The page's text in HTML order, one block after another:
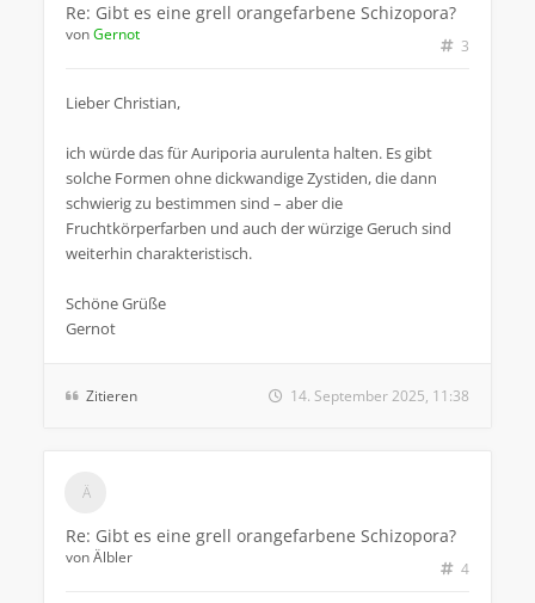
Re: Gibt es eine grell orangefarbene Schizopora?
3
vonGernot
Lieber Christian,
ich würde das für Auriporia aurulenta halten. Es gibt
solche Formen ohne dickwandige Zystiden, die dann
schwierig zu bestimmen sind – aber die
Fruchtkörperfarben und auch der würzige Geruch sind
weiterhin charakteristisch.
Schöne Grüße
Gernot
Zitieren 14. September 2025, 11:38
Re: Gibt es eine grell orangefarbene Schizopora?
4
vonÄlbler